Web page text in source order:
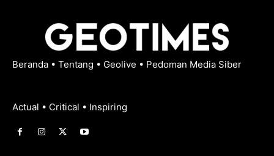
Beranda • Tentang • Geolive • Pedoman Media Siber
Actual • Critical • Inspiring